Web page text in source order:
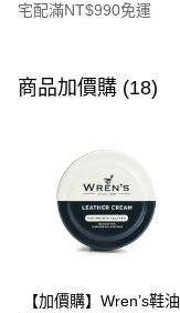
宅配滿NT$990免運
信用卡一次付款
Apple Pay
悠遊付
Google Pay
全盈+PAY
商品加價購 (18)
【加價購】Wren’s鞋油